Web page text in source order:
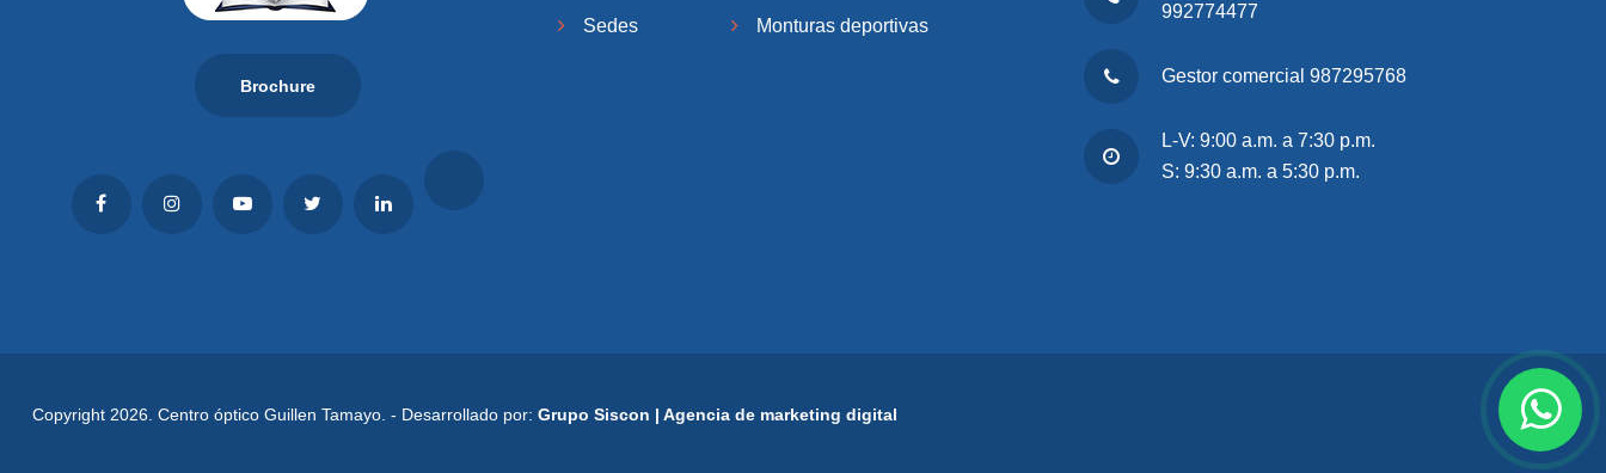
Brochure
Sedes Monturas deportivas
992774477
Gestor comercial 987295768
L-V: 9:00 a.m. a 7:30 p.m.
S: 9:30 a.m. a 5:30 p.m.
Copyright 2026. Centro óptico Guillen Tamayo. - Desarrollado por: Grupo Siscon | Agencia de marketing digital